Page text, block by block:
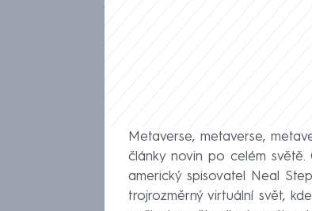
Metaverse, metaverse,
články novin po celém
americký spisovatel Neal
trojrozměrný virtuální svět,